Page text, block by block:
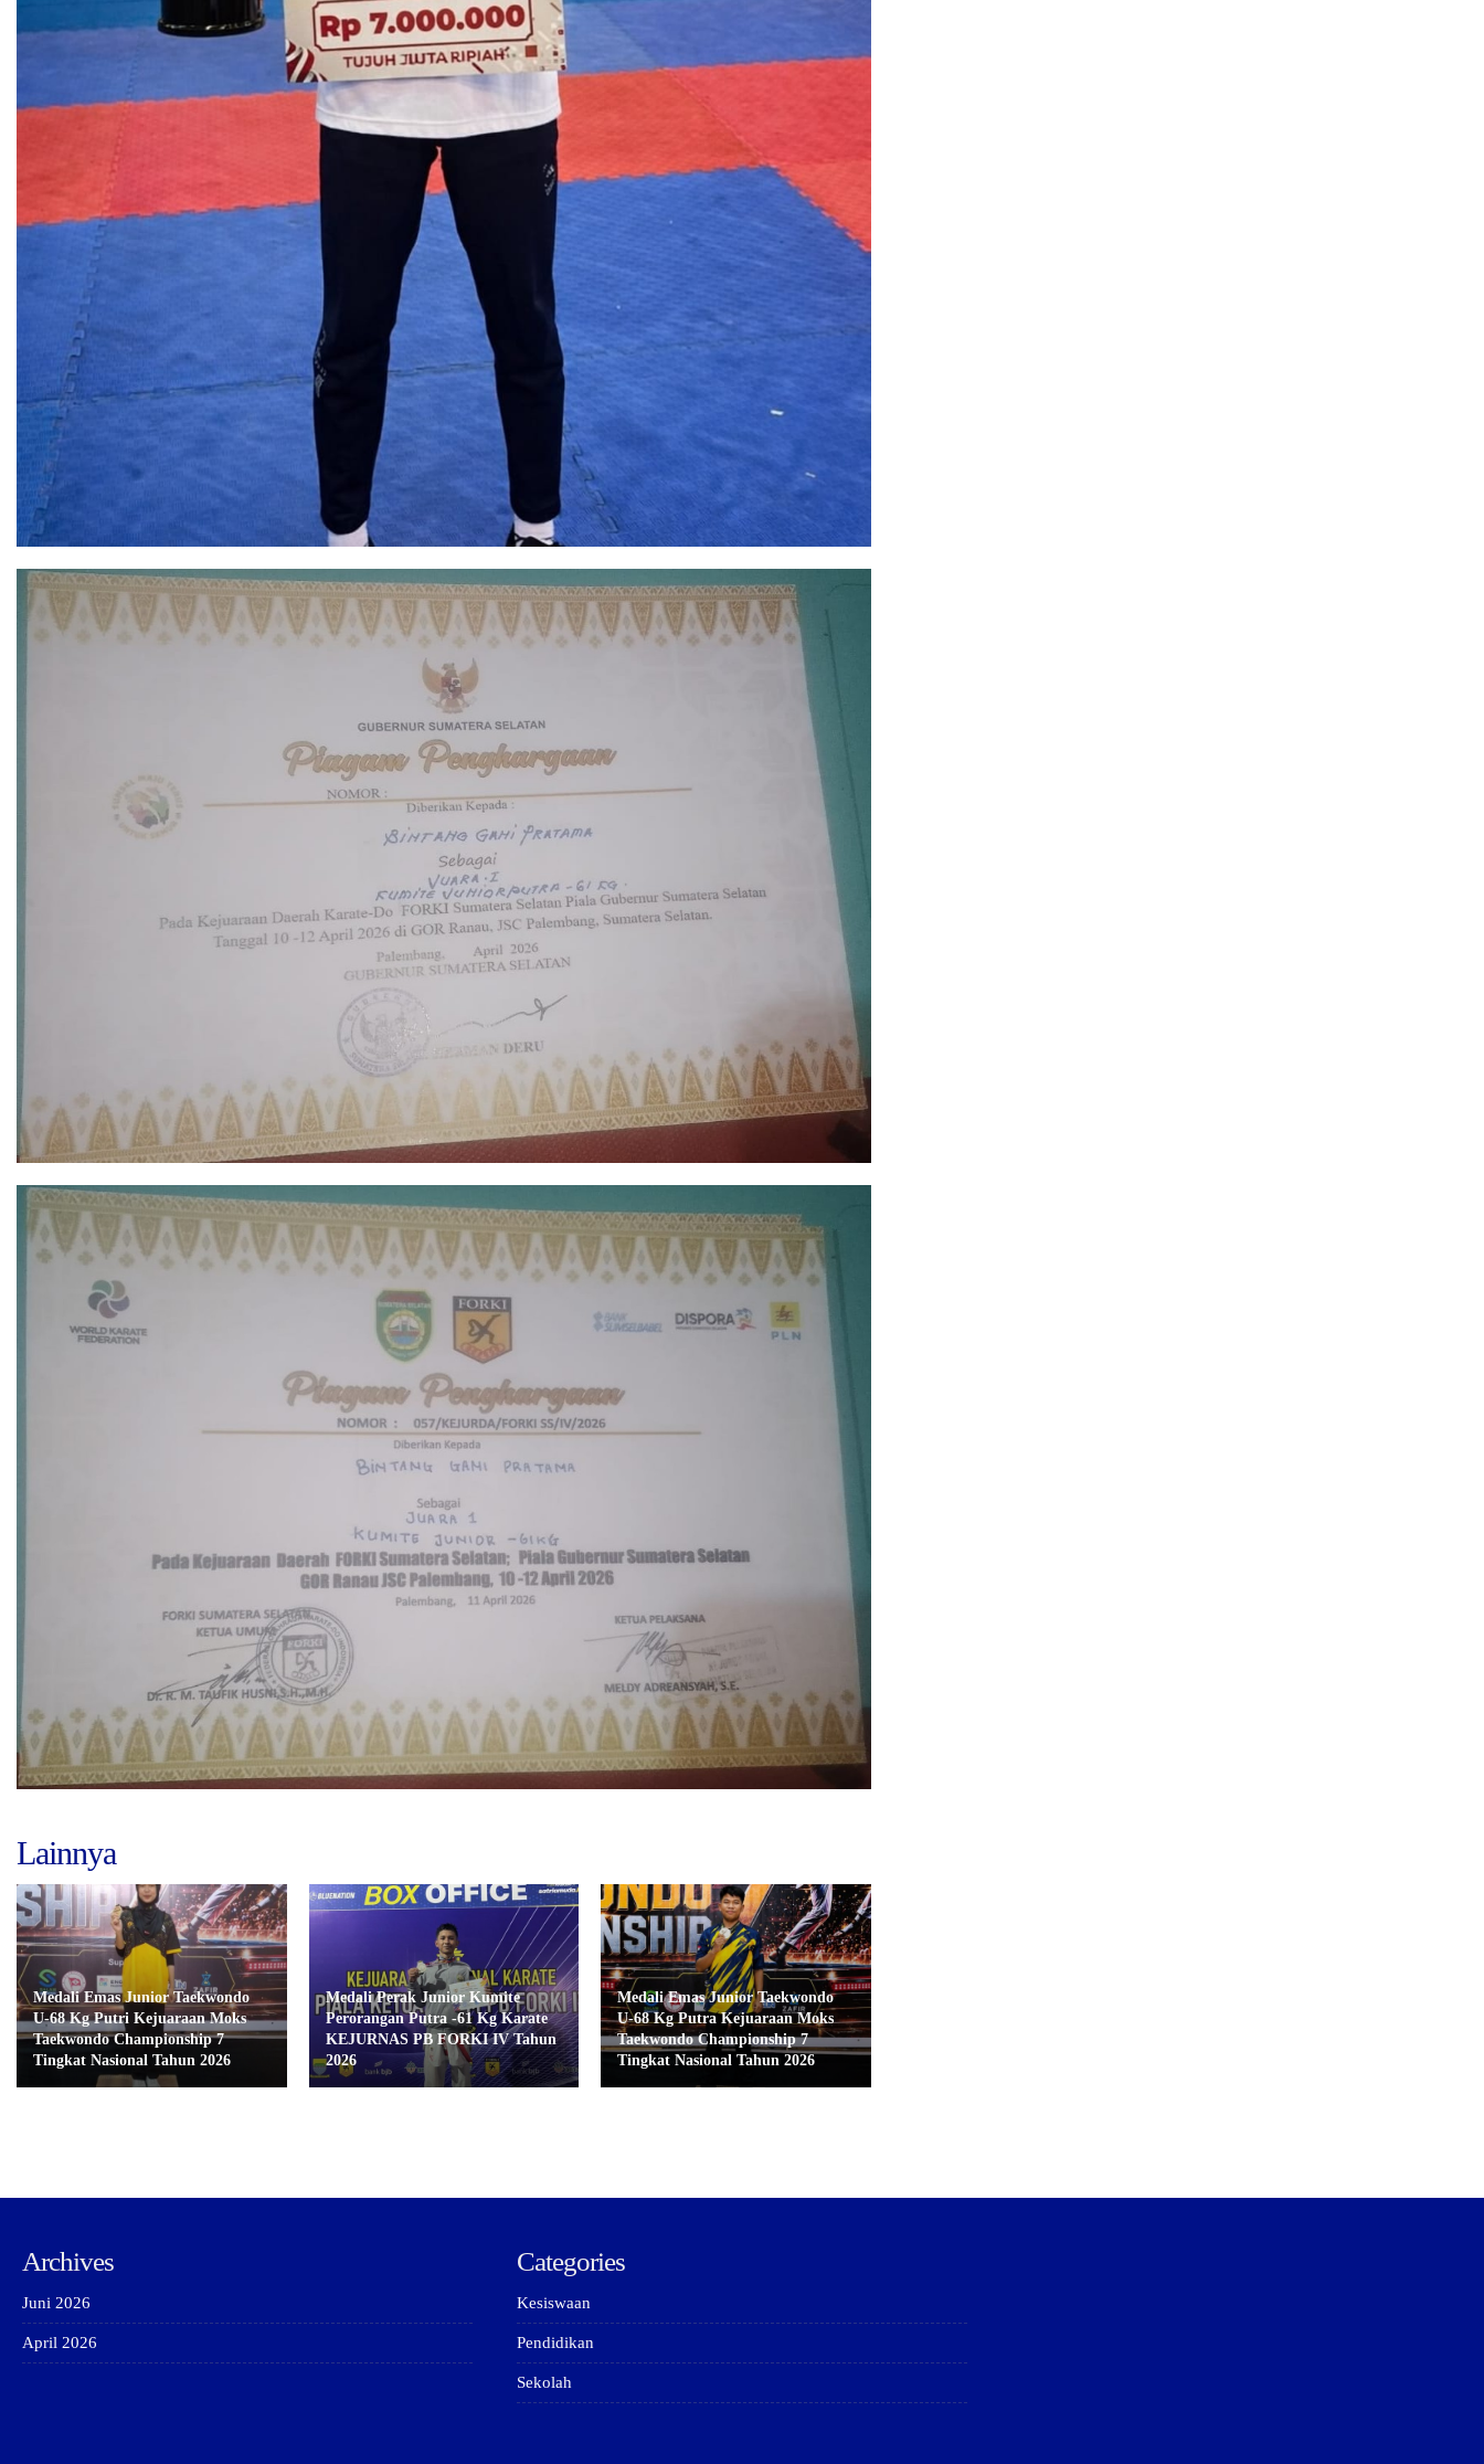
Lainnya
Medali Emas Junior Taekwondo
U-68 Kg Putri Kejuaraan Moks
Taekwondo Championship 7
Tingkat Nasional Tahun 2026
Medali Perak Junior Kumite
Perorangan Putra -61 Kg Karate
KEJURNAS PB FORKI IV Tahun
2026
Medali Emas Junior Taekwondo
U-68 Kg Putra Kejuaraan Moks
Taekwondo Championship 7
Tingkat Nasional Tahun 2026
Archives
Juni 2026
April 2026
Categories
Kesiswaan
Pendidikan
Sekolah